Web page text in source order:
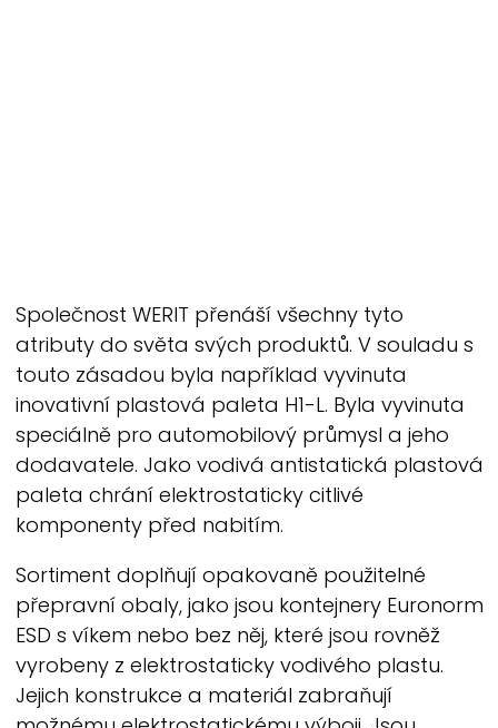
Společnost WERIT přenáší všechny tyto
atributy do světa svých produktů. V souladu s
touto zásadou byla například vyvinuta
inovativní plastová paleta H1-L. Byla vyvinuta
speciálně pro automobilový průmysl a jeho
dodavatele. Jako vodivá antistatická plastová
paleta chrání elektrostaticky citlivé
komponenty před nabitím.
Sortiment doplňují opakovaně použitelné
přepravní obaly, jako jsou kontejnery Euronorm
ESD s víkem nebo bez něj, které jsou rovněž
vyrobeny z elektrostaticky vodivého plastu.
Jejich konstrukce a materiál zabraňují